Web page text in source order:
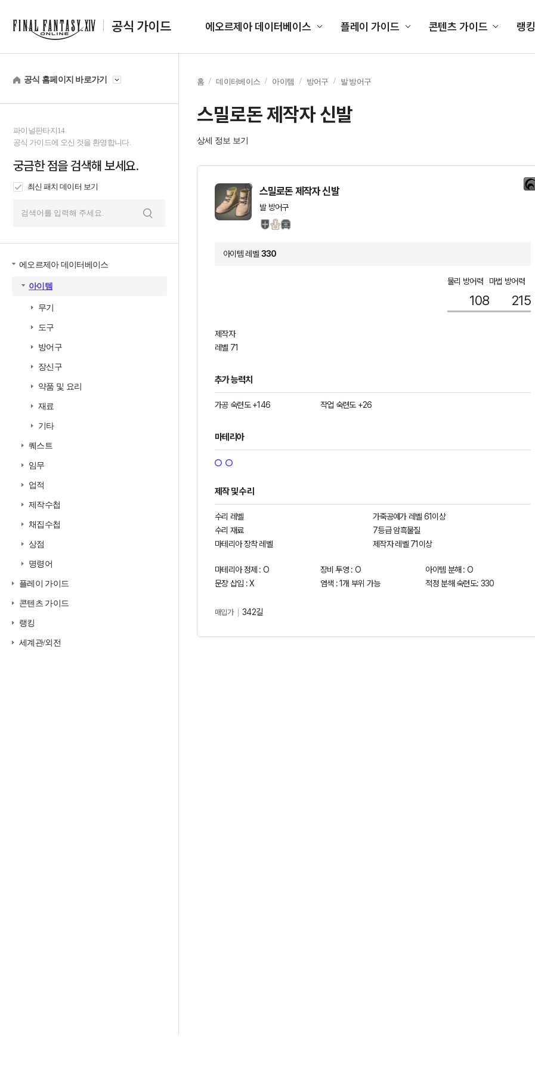
공식 가이드 에오르제아 데이터베이스 플레이 가이드 콘텐츠 가이드 랭킹
공식 홈페이지 바로가기
파이널판타지14
공식 가이드에 오신 것을 환영합니다.
궁금한 점을 검색해 보세요.
최신 패치 데이터 보기
에오르제아 데이터베이스
아이템
무기
도구
방어구
장신구
약품 및 요리
재료
기타
퀘스트
임무
업적
제작수첩
채집수첩
상점
명령어
플레이 가이드
콘텐츠 가이드
랭킹
세계관/외전
홈 데이터베이스 아이템 방어구 발 방어구
스밀로돈 제작자 신발
상세 정보 보기
스밀로돈 제작자 신발
발 방어구
아이템 레벨 330
물리 방어력
108
마법 방어력
215
제작자
레벨 71
추가 능력치
가공 숙련도 +146 작업 숙련도 +26
마테리아
제작 및 수리
수리 레벨
가죽공예가 레벨 61이상
수리 재료
7등급 암흑물질
마테리아 장착 레벨
제작자 레벨 71이상
마테리아 정제 : O 장비 투영 : O
아이템 분해 : O
문장 삽입 : X
염색 : 1개 부위 가능 적정 분해 숙련도: 330
매입가 342길